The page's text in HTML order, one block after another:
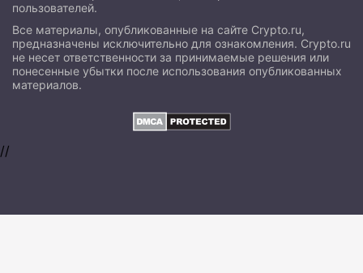
пользователей.
Все материалы, опубликованные на сайте Crypto.ru,
предназначены исключительно для ознакомления. Crypto.ru
не несет ответственности за принимаемые решения или
понесенные убытки после использования опубликованных
материалов.
//